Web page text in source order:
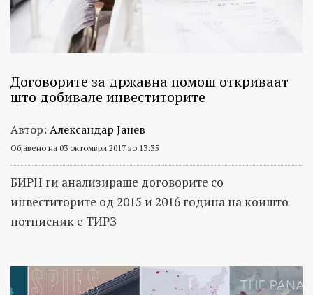
Договорите за државна помош откриваат
што добивале инвеститорите
Автор: Александар Јанев
Објавено на 03 октомври 2017 во 13:35
БИРН ги анализираше договорите со
инвеститорите од 2015 и 2016 година на коишто
потписник е ТИРЗ